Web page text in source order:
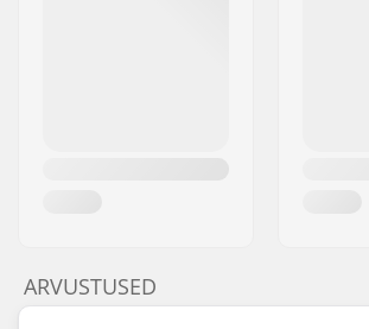
ARVUSTUSED